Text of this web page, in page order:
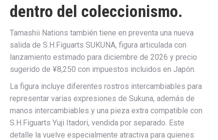
dentro del coleccionismo.
Tamashii Nations también tiene en preventa una nueva
salida de S.H.Figuarts SUKUNA, figura articulada con
lanzamiento estimado para diciembre de 2026 y precio
sugerido de ¥8,250 con impuestos incluidos en Japón.
La figura incluye diferentes rostros intercambiables para
representar varias expresiones de Sukuna, además de
manos intercambiables y una pieza extra compatible con
S.H.Figuarts Yuji Itadori, vendida por separado. Este
detalle la vuelve especialmente atractiva para quienes